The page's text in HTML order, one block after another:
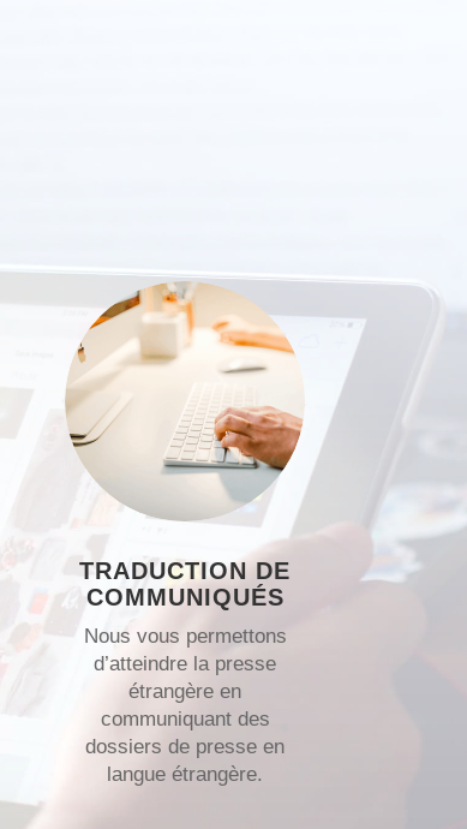
TRADUCTION DE
COMMUNIQUÉS
Nous vous permettons
d’atteindre la presse
étrangère en
communiquant des
dossiers de presse en
langue étrangère.